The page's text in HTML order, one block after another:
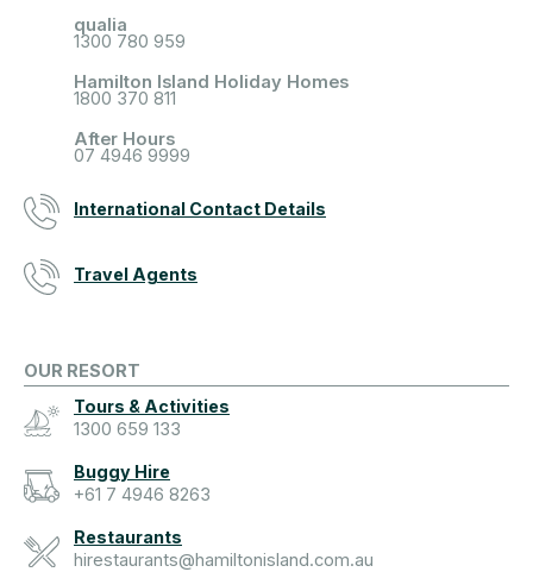
qualia
1300 780 959
Hamilton Island Holiday Homes
1800 370 811
After Hours
07 4946 9999
International Contact Details
Travel Agents
OUR RESORT
Tours & Activities
1300 659 133
Buggy Hire
+61 7 4946 8263
Restaurants
hirestaurants@hamiltonisland.com.au